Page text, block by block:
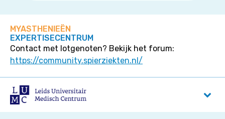
MYASTHENIEËN
EXPERTISECENTRUM
Contact met lotgenoten? Bekijk het forum:
https://community.spierziekten.nl/